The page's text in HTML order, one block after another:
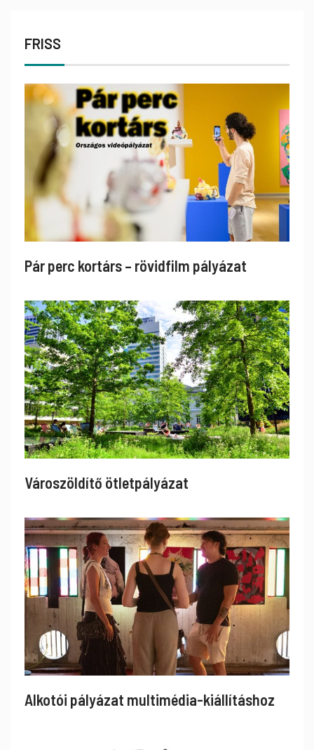
FRISS
Pár perc kortárs – rövidfilm pályázat
Városzöldítő ötletpályázat
Alkotói pályázat multimédia-kiállításhoz